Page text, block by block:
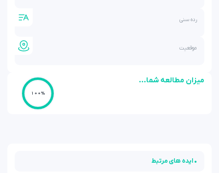
رده سنی
موقعیت
میزان مطالعه شما...
100%
• ایده های مرتبط